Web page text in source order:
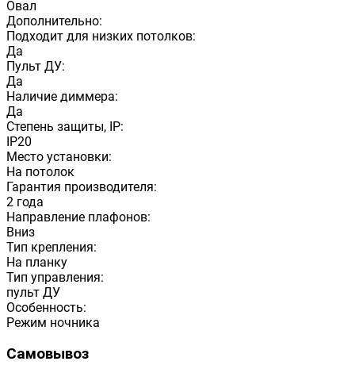
Овал
Дополнительно:
Подходит для низких потолков:
Да
Пульт ДУ:
Да
Наличие диммера:
Да
Степень защиты, IP:
IP20
Место установки:
На потолок
Гарантия производителя:
2 года
Направление плафонов:
Вниз
Тип крепления:
На планку
Тип управления:
пульт ДУ
Особенность:
Режим ночника
Самовывоз